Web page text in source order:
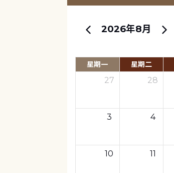
2026年8月
星期一 星期二
27 28
3 4
10 11